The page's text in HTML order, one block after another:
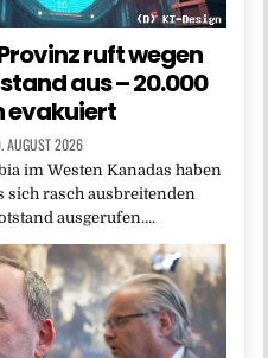
ruft wegen
aus – 20.000
evakuiert
AUGUST 2026
im Westen Kanadas haben
sich rasch ausbreitenden
ausgerufen….